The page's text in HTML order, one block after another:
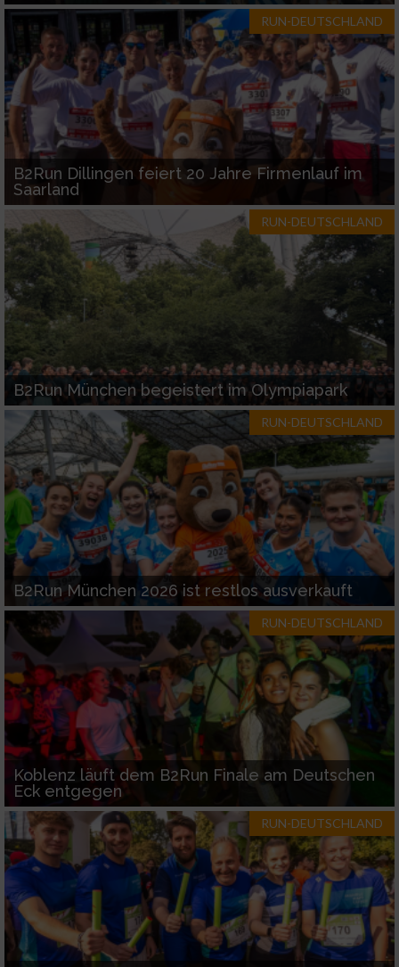
RUN-DEUTSCHLAND
B2Run Dillingen feiert 20 Jahre Firmenlauf im
Saarland
RUN-DEUTSCHLAND
B2Run München begeistert im Olympiapark
RUN-DEUTSCHLAND
B2Run München 2026 ist restlos ausverkauft
RUN-DEUTSCHLAND
Koblenz läuft dem B2Run Finale am Deutschen
Eck entgegen
RUN-DEUTSCHLAND